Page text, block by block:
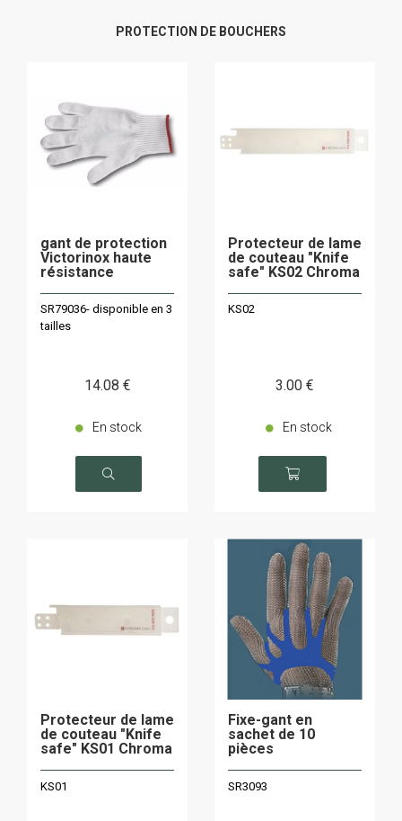
PROTECTION DE BOUCHERS
gant de protection
Victorinox haute
résistance
SR79036- disponible en 3
tailles
14.08 €
En stock
Protecteur de lame
de couteau "Knife
safe" KS02 Chroma
KS02
3.00 €
En stock
Protecteur de lame
de couteau "Knife
safe" KS01 Chroma
KS01
Fixe-gant en
sachet de 10
pièces
SR3093